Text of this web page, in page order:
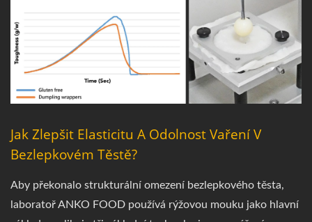
Jak Zlepšit Elasticitu A Odolnost Vaření V
Bezlepkovém Těstě?
Aby překonalo strukturální omezení bezlepkového těsta,
laboratoř ANKO FOOD používá rýžovou mouku jako hlavní